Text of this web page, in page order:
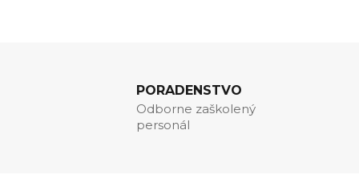
PORADENSTVO
Odborne zaškolený
personál